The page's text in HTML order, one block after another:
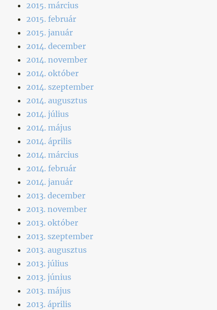
2015. március
2015. február
2015. január
2014. december
2014. november
2014. október
2014. szeptember
2014. augusztus
2014. július
2014. május
2014. április
2014. március
2014. február
2014. január
2013. december
2013. november
2013. október
2013. szeptember
2013. augusztus
2013. július
2013. június
2013. május
2013. április